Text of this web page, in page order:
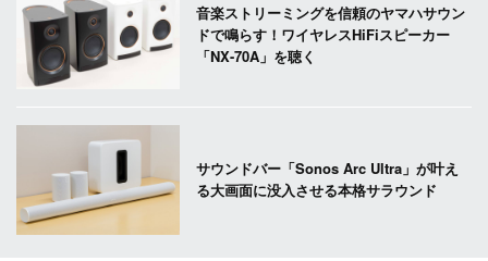
音楽ストリーミングを信頼のヤマハサウン
ドで鳴らす！ワイヤレスHiFiスピーカー
「NX-70A」を聴く
サウンドバー「Sonos Arc Ultra」が叶え
る大画面に没入させる本格サラウンド